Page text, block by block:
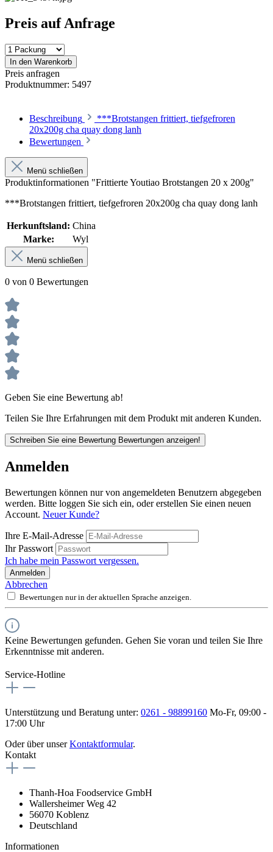
Preis auf Anfrage
In den Warenkorb
Preis anfragen
Produktnummer: 5497
Beschreibung
***Brotstangen frittiert, tiefgefroren
20x200g cha quay dong lanh
Bewertungen
Menü schließen
Produktinformationen "Frittierte Youtiao Brotstangen 20 x 200g"
***Brotstangen frittiert, tiefgefroren 20x200g cha quay dong lanh
Herkunftsland: China
Marke:
Wyl
Menü schließen
0 von 0 Bewertungen
Geben Sie eine Bewertung ab!
Teilen Sie Ihre Erfahrungen mit dem Produkt mit anderen Kunden.
Schreiben Sie eine Bewertung Bewertungen anzeigen!
Anmelden
Bewertungen können nur von angemeldeten Benutzern abgegeben
werden. Bitte loggen Sie sich ein, oder erstellen Sie einen neuen
Account. Neuer Kunde?
Ihre E-Mail-Adresse
Ihr Passwort
Ich habe mein Passwort vergessen.
Anmelden
Abbrechen
Bewertungen nur in der aktuellen Sprache anzeigen.
Keine Bewertungen gefunden. Gehen Sie voran und teilen Sie Ihre
Erkenntnisse mit anderen.
Service-Hotline
Unterstützung und Beratung unter: 0261 - 98899160 Mo-Fr, 09:00 -
17:00 Uhr
Oder über unserKontaktformular.
Kontakt
Thanh-Hoa Foodservice GmbH
Wallersheimer Weg 42
56070 Koblenz
Deutschland
Informationen